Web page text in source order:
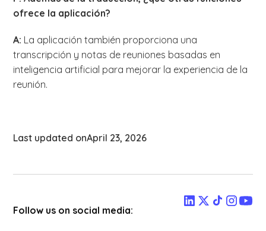
ofrece la aplicación?
A: La aplicación también proporciona una
transcripción y notas de reuniones basadas en
inteligencia artificial para mejorar la experiencia de la
reunión. ‍
Last updated onApril 23, 2026
Follow us on social media: